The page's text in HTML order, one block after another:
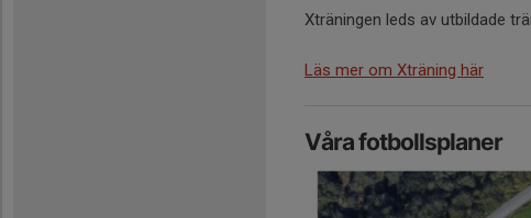
Xträningen leds av utbildade
Läs mer om Xträning här
Våra fotbollsplaner